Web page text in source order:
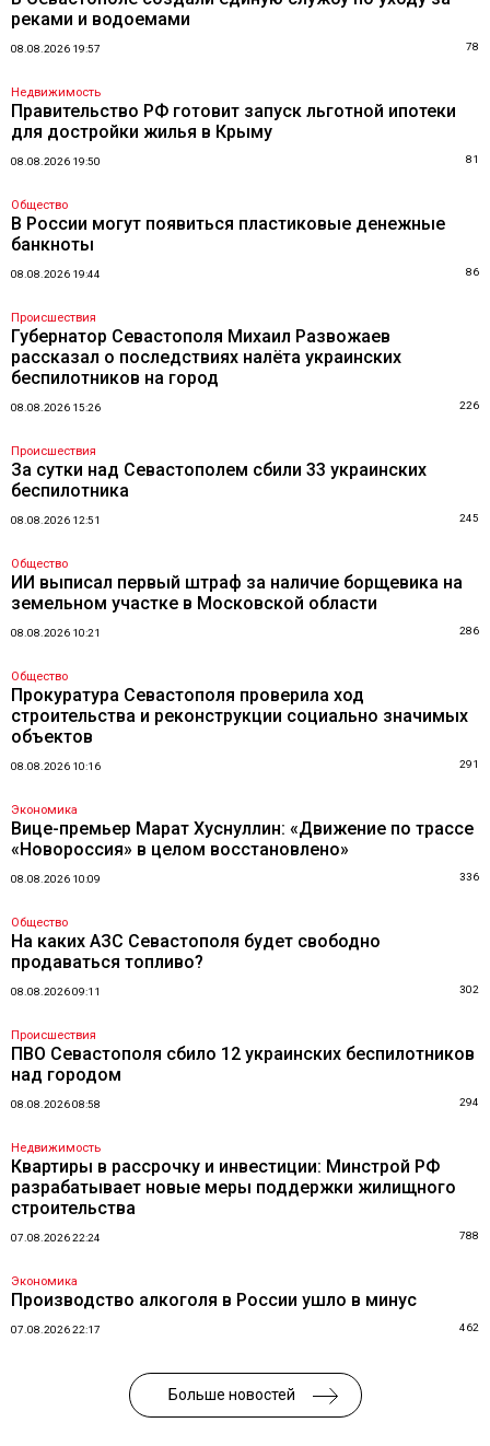
реками и водоемами
08.08.2026 19:57 78
Недвижимость
Правительство РФ готовит запуск льготной ипотеки
для достройки жилья в Крыму
08.08.2026 19:50 81
Общество
В России могут появиться пластиковые денежные
банкноты
08.08.2026 19:44 86
Происшествия
Губернатор Севастополя Михаил Развожаев
рассказал о последствиях налёта украинских
беспилотников на город
08.08.2026 15:26 226
Происшествия
За сутки над Севастополем сбили 33 украинских
беспилотника
08.08.2026 12:51 245
Общество
ИИ выписал первый штраф за наличие борщевика на
земельном участке в Московской области
08.08.2026 10:21 286
Общество
Прокуратура Севастополя проверила ход
строительства и реконструкции социально значимых
объектов
08.08.2026 10:16 291
Экономика
Вице-премьер Марат Хуснуллин: «Движение по трассе
«Новороссия» в целом восстановлено»
08.08.2026 10:09 336
Общество
На каких АЗС Севастополя будет свободно
продаваться топливо?
08.08.2026 09:11 302
Происшествия
ПВО Севастополя сбило 12 украинских беспилотников
над городом
08.08.2026 08:58 294
Недвижимость
Квартиры в рассрочку и инвестиции: Минстрой РФ
разрабатывает новые меры поддержки жилищного
строительства
07.08.2026 22:24 788
Экономика
Производство алкоголя в России ушло в минус
07.08.2026 22:17 462
Больше новостей